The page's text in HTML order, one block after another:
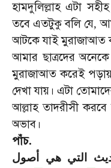
হামদুলিল্লাহ এটা সহীহ
তবে এতটুকু বলি যে,
আটকে যাই মুরাজাআত
আমার ছাত্রদের অনেকে
মুরাজাআত করেই
দেখা যায়। এটা
আল্লাহ তাদরীসী করবে
অভাব।
পাঁচ.
التي هي أصول